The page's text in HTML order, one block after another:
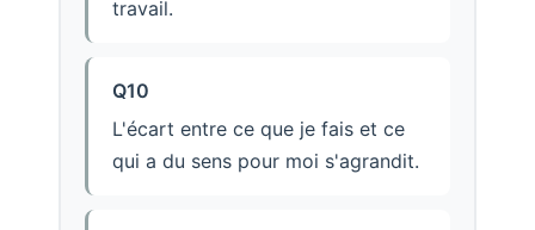
travail.
Q10
L'écart entre ce que je fais et ce
qui a du sens pour moi s'agrandit.